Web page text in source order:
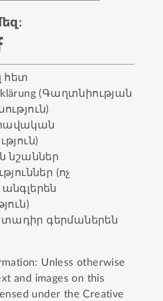
հետ
(Գաղտնիության
նշաններ
(ոչ
գերմաներեն
Unless otherwise
and images on this
under the Creative